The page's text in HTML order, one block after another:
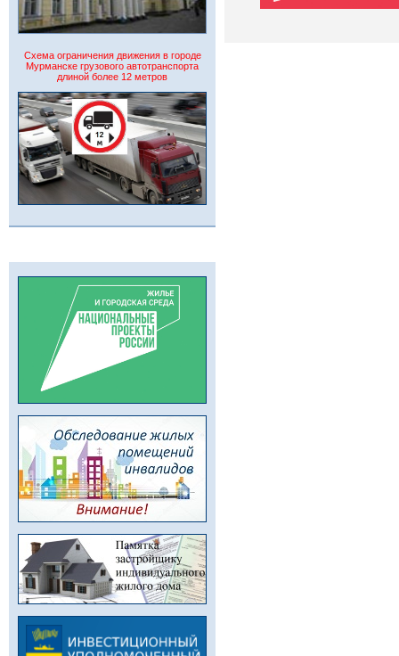
Схема ограничения движения в городе
Мурманске грузового автотранспорта
длиной более 12 метров